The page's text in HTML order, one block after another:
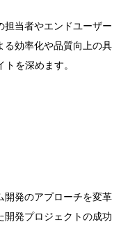
担当者やエンドユーザー
る効率化や品質向上の具
を深めます。
開発のアプローチを変革
開発プロジェクトの成功